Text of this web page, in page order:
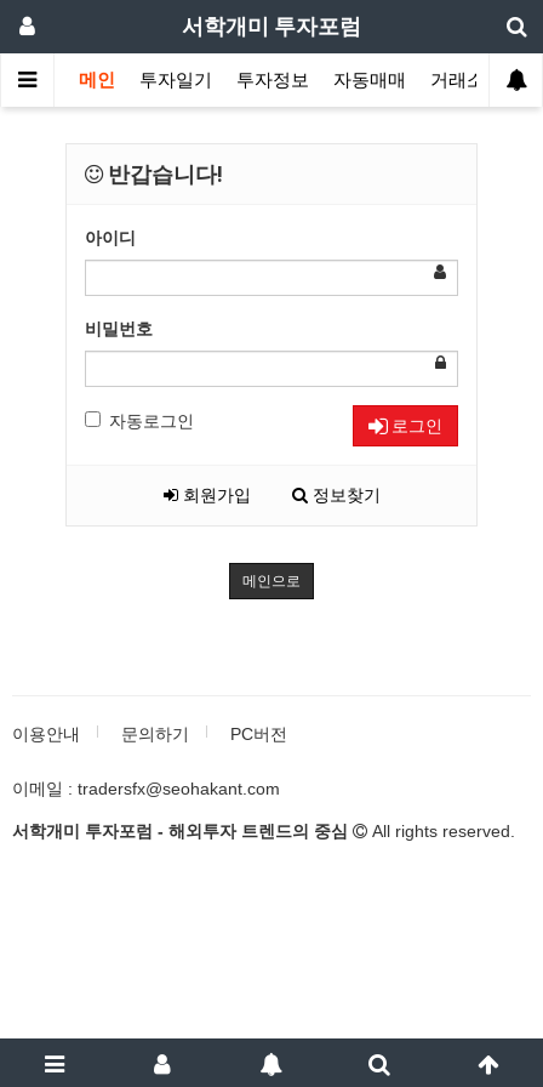
서학개미 투자포럼
메인 투자일기 투자정보 자동매매 거래소
반갑습니다!
아이디
비밀번호
자동로그인 로그인
회원가입 정보찾기
메인으로
이용안내 문의하기 PC버전
이메일 : tradersfx@seohakant.com
서학개미 투자포럼 - 해외투자 트렌드의 중심 All rights reserved.